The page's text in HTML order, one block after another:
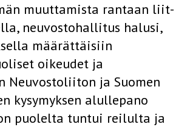
muuttamista rantaan liit­
neuvostohallitus halusi,
määrättäisiin
oikeudet ja
Neuvostoliiton ja Suomen
kysymyksen alullepano
puolelta tuntui reilulta ja